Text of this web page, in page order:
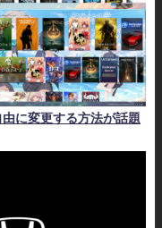
に変更する方法が話題